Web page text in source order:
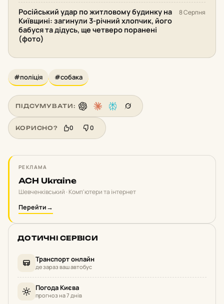
Російський удар по житловому будинку на
Київщині: загинули 3-річний хлопчик, його
бабуся та дідусь, ще четверо поранені
(фото)
8 Серпня
#поліція #собака
ПІДСУМУВАТИ:
КОРИСНО? 0 0
РЕКЛАМА
ACH Ukraine
Шевченківський · Комп'ютери та інтернет
Перейти→
ДОТИЧНІ СЕРВІСИ
Транспорт онлайн
де зараз ваш автобус
Погода Києва
прогноз на 7 днів